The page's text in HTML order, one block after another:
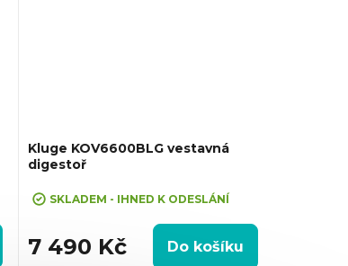
Kluge KOV6600BLG vestavná
digestoř
SKLADEM - IHNED K ODESLÁNÍ
7 490 Kč Do košíku